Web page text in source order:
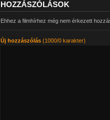
HOZZÁSZÓLÁSOK
Ehhez a filmhírhez még nem érkezett
Új hozzászólás(1000/0 karakter)